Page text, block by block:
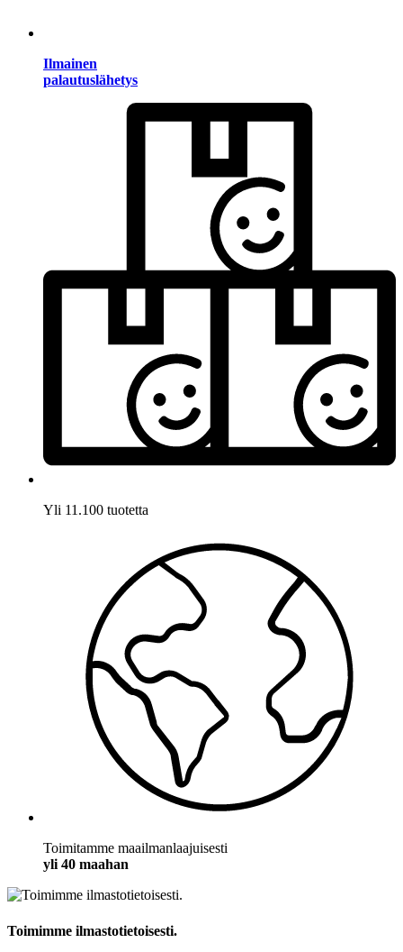
Ilmainen
palautuslähetys
Yli 11.100 tuotetta
Toimitamme maailmanlaajuisesti
yli 40 maahan
Toimimme ilmastotietoisesti.